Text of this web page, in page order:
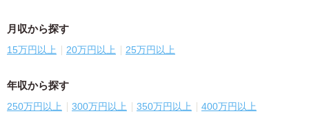
月収から探す
15万円以上 20万円以上 25万円以上
年収から探す
250万円以上 300万円以上 350万円以上 400万円以上